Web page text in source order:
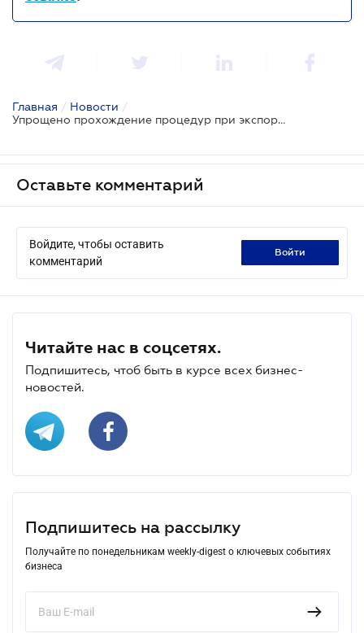
Главная / Новости /
Упрощено прохождение процедур при экспорте украинских зерновых и масличных культур транзитом через Польшу
Оставьте комментарий
Войдите, чтобы оставить
комментарий
войти
Читайте нас в соцсетях.
Подпишитесь, чтоб быть в курсе всех бизнес-
новостей.
Подпишитесь на рассылку
Получайте по понедельникам weekly-digest о ключевых событиях
бизнеса